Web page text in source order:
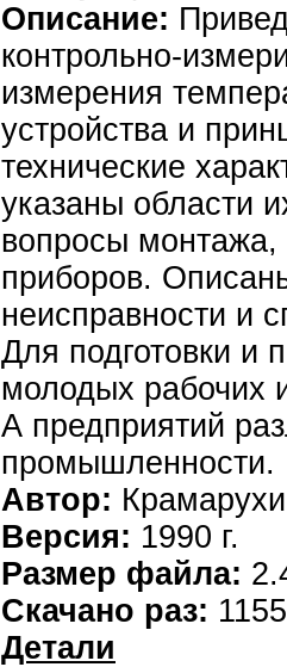
Описание:
контрольно-
измерения
устройства и
технические
указаны области
вопросы
приборов.
неисправности и
Для подготовки и
молодых рабочих
А предприятий
промышленности.
Автор:
Версия: 1990 г.
Размер файла:
Скачано раз: 1155
Детали